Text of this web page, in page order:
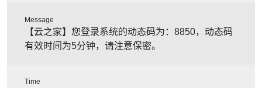
Message
【云之家】您登录系统的动态码为：8850，动态码
有效时间为5分钟，请注意保密。
Time